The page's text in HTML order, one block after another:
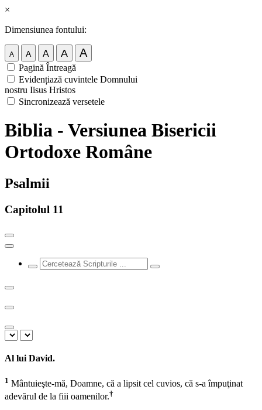
×
Dimensiunea fontului:
A A A A A
Pagină Întreagă
Evidențiază cuvintele Domnului
nostru Iisus Hristos
Sincronizează versetele
Biblia - Versiunea Bisericii
Ortodoxe Române
Psalmii
Capitolul 11
Al lui David.
1 Mântuieşte-mă, Doamne, că a lipsit cel cuvios, că s-a împuţinat
adevărul de la fiii oamenilor.†